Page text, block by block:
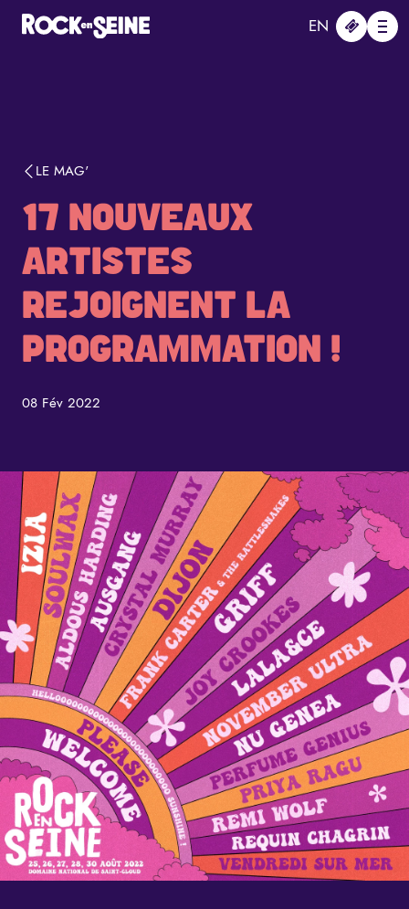
Aller au contenu principal
EN
LE MAG'
17 NOUVEAUX
ARTISTES
REJOIGNENT LA
PROGRAMMATION !
08 Fév 2022
Panneau de gestion des cookies